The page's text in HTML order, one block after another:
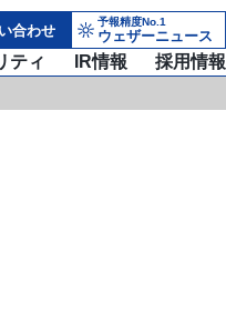
合わせ 予報精度No.1
ウェザーニュース
ティ IR情報 採用情報